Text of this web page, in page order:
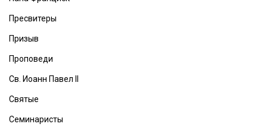
Пресвитеры
Призыв
Проповеди
Св. Иоанн Павел II
Святые
Семинаристы